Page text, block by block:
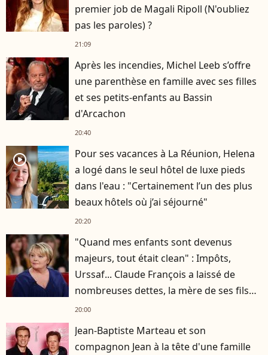
premier job de Magali Ripoll (N'oubliez
pas les paroles) ?
21:09
Après les incendies, Michel Leeb s’offre
une parenthèse en famille avec ses filles
et ses petits-enfants au Bassin
d'Arcachon
20:40
player2
Pour ses vacances à La Réunion, Helena
a logé dans le seul hôtel de luxe pieds
dans l'eau : "Certainement l’un des plus
beaux hôtels où j’ai séjourné"
20:20
"Quand mes enfants sont devenus
majeurs, tout était clean" : Impôts,
Urssaf... Claude François a laissé de
nombreuses dettes, la mère de ses fils
s'est occupée de tout
20:00
Jean-Baptiste Marteau et son
compagnon Jean à la tête d'une famille